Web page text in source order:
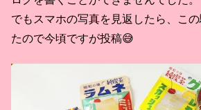
でもスマホの写真を見返したら、こ
たので今頃ですが投稿😅